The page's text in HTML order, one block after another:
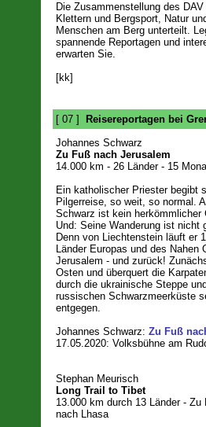
Die Zusammenstellung des
Klettern und Bergsport, Natur
Menschen am Berg unterteilt.
spannende Reportagen und
erwarten Sie.
[kk]
[ 07 ]
Reisereportagen bei
Johannes Schwarz
Zu Fuß nach Jerusalem
14.000 km - 26 Länder - 15
Ein katholischer Priester begibt
Pilgerreise, so weit, so normal.
Schwarz ist kein herkömmlicher
Und: Seine Wanderung ist nicht
Denn von Liechtenstein läuft er
Länder Europas und des Nahen
Jerusalem - und zurück!
Osten und überquert die
durch die ukrainische Steppe
russischen Schwarzmeerküste
entgegen.
Johannes Schwarz: Zu Fuß
17.05.2020: Volksbühne am
Stephan Meurisch
Long Trail to Tibet
13.000 km durch 13 Länder - Zu
nach Lhasa